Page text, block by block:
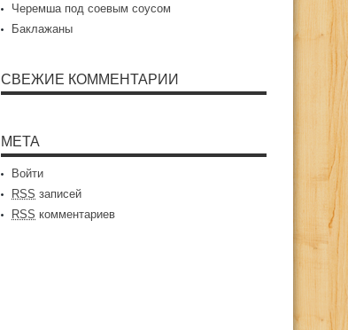
Черемша под соевым соусом
Баклажаны
СВЕЖИЕ КОММЕНТАРИИ
МЕТА
Войти
RSS записей
RSS комментариев